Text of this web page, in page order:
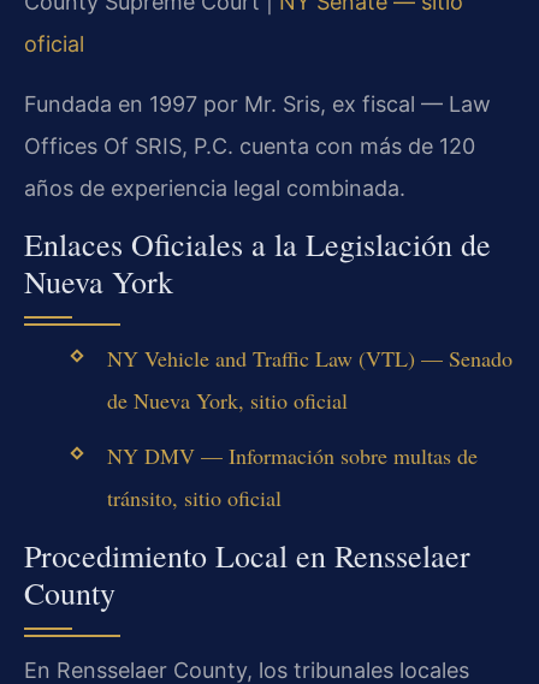
oficial
Fundada en 1997 por Mr. Sris, ex fiscal — Law
Offices Of SRIS, P.C. cuenta con más de 120
años de experiencia legal combinada.
Enlaces Oficiales a la Legislación de
Nueva York
NY Vehicle and Traffic Law (VTL) — Senado
de Nueva York, sitio oficial
NY DMV — Información sobre multas de
tránsito, sitio oficial
Procedimiento Local en Rensselaer
County
En Rensselaer County, los tribunales locales